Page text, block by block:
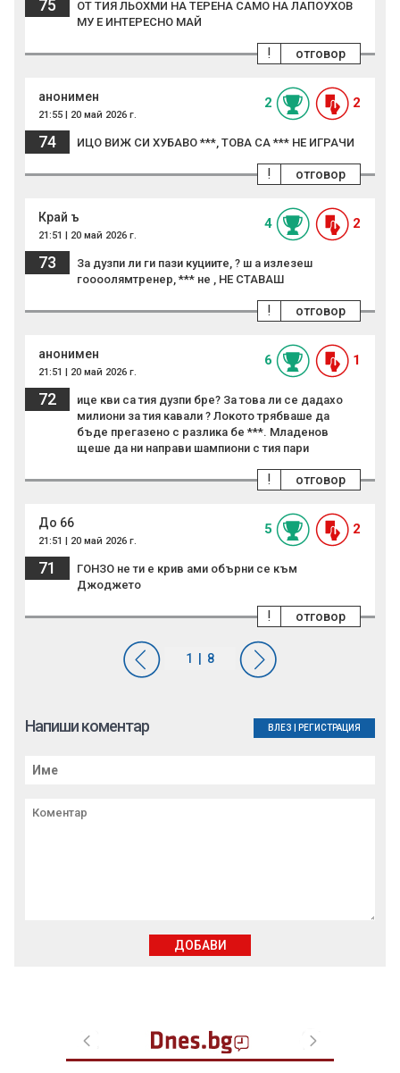
75
ОТ ТИЯ ЛЬОХМИ НА ТЕРЕНА САМО НА ЛАПОУХОВ
МУ Е ИНТЕРЕСНО МАЙ
отговор
!
анонимен
21:55 | 20 май 2026 г.
2 2
74 ИЦО ВИЖ СИ ХУБАВО ***, ТОВА СА *** НЕ ИГРАЧИ
отговор
!
Край ъ
21:51 | 20 май 2026 г.
4 2
73
За дузпи ли ги пази куциите, ? ш а излезеш
гоооолямтренер, *** не , НЕ СТАВАШ
отговор
!
анонимен
21:51 | 20 май 2026 г.
6 1
72
ице кви са тия дузпи бре? За това ли се дадахо
милиони за тия кавали ? Локото трябваше да
бъде прегазено с разлика бе ***. Младенов
щеше да ни направи шампиони с тия пари
отговор
!
До 66
21:51 | 20 май 2026 г.
5 2
71
ГОНЗО не ти е крив ами обърни се към
Джоджето
отговор
!
Напиши коментар ВЛЕЗ РЕГИСТРАЦИЯ
ДОБАВИ